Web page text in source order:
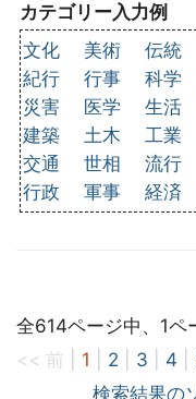
カテゴリー入力例
文化
美術 伝統
紀行
行事 科学
災害
医学 生活
建築
土木 工業
交通
世相 流行
行政
軍事 経済
全614ページ中、1ペ
<< 前
1 2 3 4
検索結果の